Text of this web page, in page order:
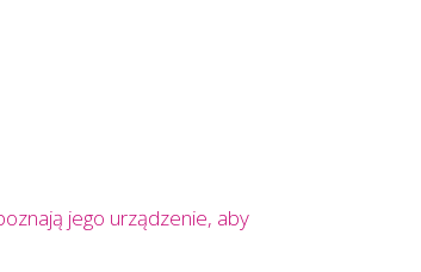
jego urządzenie, aby